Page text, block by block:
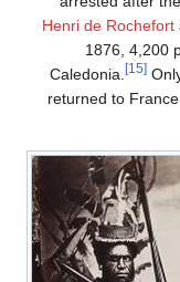
Henri de
1876, 4,200
Caledonia.
[15]
returned to